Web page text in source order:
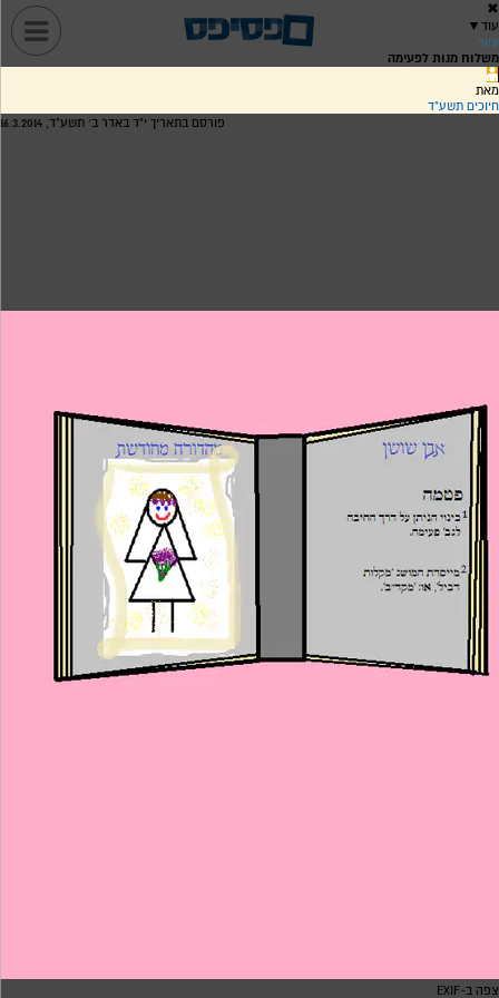
✖
עוד ▼
ציור
משלוח מנות לפעימה
מאת
חיוכים תשע"ד
פורסם בתאריך י"ד באדר ב׳ תשע"ד, 16.3.2014
צפה ב-EXIF